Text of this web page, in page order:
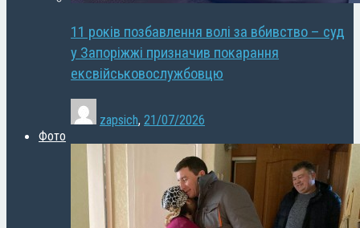
11 років позбавлення волі за вбивство – суд
у Запоріжжі призначив покарання
ексвійськовослужбовцю
zapsich, 21/07/2026
Фото